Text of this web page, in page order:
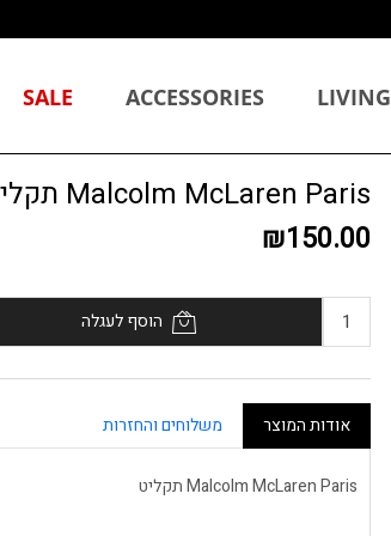
LIVING
ACCESSORIES
SALE
Malcolm McLaren Paris תקליט
₪150.00
הוסף לעגלה
אודות המוצר משלוחים והחזרות
Malcolm McLaren Paris תקליט